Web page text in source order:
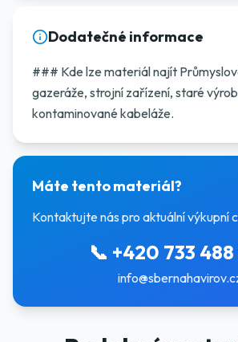
Dodatečné informace
### Kde lze materiál najít
gazeráže, strojní zařízení, staré
kontaminované kabeláže.
Máte tento materiál?
Kontaktujte nás pro aktuální výkupní
📞 +420 733 488